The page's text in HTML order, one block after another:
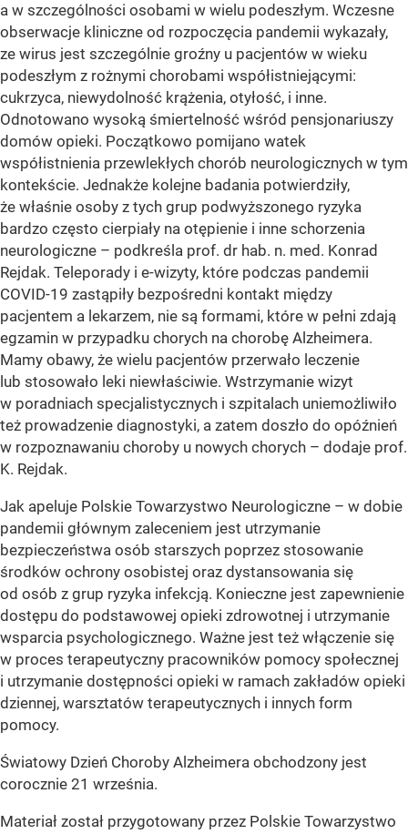
a w szczególności osobami w wielu podeszłym. Wczesne
obserwacje kliniczne od rozpoczęcia pandemii wykazały,
ze wirus jest szczególnie groźny u pacjentów w wieku
podeszłym z rożnymi chorobami współistniejącymi:
cukrzyca, niewydolność krążenia, otyłość, i inne.
Odnotowano wysoką śmiertelność wśród pensjonariuszy
domów opieki. Początkowo pomijano watek
współistnienia przewlekłych chorób neurologicznych w tym
kontekście. Jednakże kolejne badania potwierdziły,
że właśnie osoby z tych grup podwyższonego ryzyka
bardzo często cierpiały na otępienie i inne schorzenia
neurologiczne – podkreśla prof. dr hab. n. med. Konrad
Rejdak. Teleporady i e-wizyty, które podczas pandemii
COVID-19 zastąpiły bezpośredni kontakt między
pacjentem a lekarzem, nie są formami, które w pełni zdają
egzamin w przypadku chorych na chorobę Alzheimera.
Mamy obawy, że wielu pacjentów przerwało leczenie
lub stosowało leki niewłaściwie. Wstrzymanie wizyt
w poradniach specjalistycznych i szpitalach uniemożliwiło
też prowadzenie diagnostyki, a zatem doszło do opóźnień
w rozpoznawaniu choroby u nowych chorych – dodaje prof.
K. Rejdak.
Jak apeluje Polskie Towarzystwo Neurologiczne – w dobie
pandemii głównym zaleceniem jest utrzymanie
bezpieczeństwa osób starszych poprzez stosowanie
środków ochrony osobistej oraz dystansowania się
od osób z grup ryzyka infekcją. Konieczne jest zapewnienie
dostępu do podstawowej opieki zdrowotnej i utrzymanie
wsparcia psychologicznego. Ważne jest też włączenie się
w proces terapeutyczny pracowników pomocy społecznej
i utrzymanie dostępności opieki w ramach zakładów opieki
dziennej, warsztatów terapeutycznych i innych form
pomocy.
Światowy Dzień Choroby Alzheimera obchodzony jest
corocznie 21 września.
Materiał został przygotowany przez Polskie Towarzystwo